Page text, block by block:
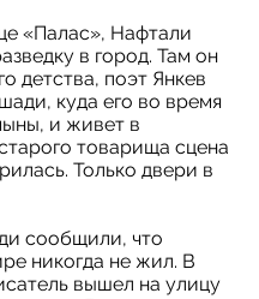
«Палас», Нафтали
в город. Там он
детства, поэт Янкев
куда его во время
и живет в
товарища сцена
Только двери в
сообщили, что
никогда не жил. В
вышел на улицу